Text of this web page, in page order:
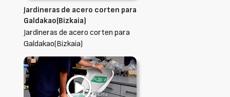
Jardineras de acero corten para
Galdakao(Bizkaia)
Jardineras de acero corten para
Galdakao(Bizkaia)